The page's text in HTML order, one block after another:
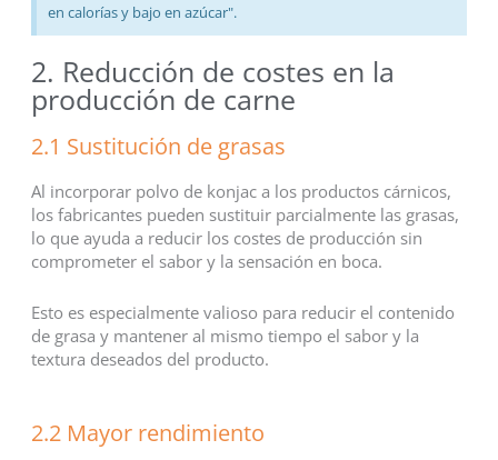
en calorías y bajo en azúcar".
2. Reducción de costes en la
producción de carne
2.1 Sustitución de grasas
Al incorporar polvo de konjac a los productos cárnicos,
los fabricantes pueden sustituir parcialmente las grasas,
lo que ayuda a reducir los costes de producción sin
comprometer el sabor y la sensación en boca.
Esto es especialmente valioso para reducir el contenido
de grasa y mantener al mismo tiempo el sabor y la
textura deseados del producto.
2.2 Mayor rendimiento